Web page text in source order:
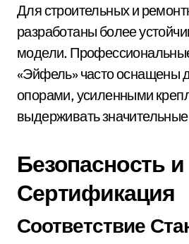
Для строительных и
разработаны более
модели.
«Эйфель» часто оснащены
опорами, усиленными
выдерживать значительные
Безопасность и
Сертификация
Соответствие